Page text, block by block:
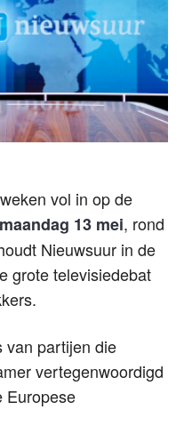
vol in op de
maandag 13 mei, rond
Nieuwsuur in de
grote televisiedebat
van partijen die
vertegenwoordigd
Europese